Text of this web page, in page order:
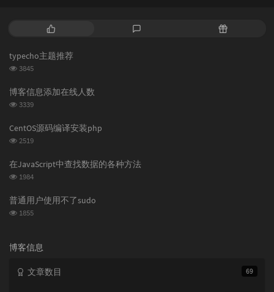
热
文
章
随
typecho主题推荐
浏
次
数:
3845
博客信息添加在线人数
浏
次
3339
CentOS源码编译安装php
浏
次
2519
在JavaScript中查找数据的各种方法
浏
次
数:
1984
普通用户使用不了sudo
浏
数:
1855
博客信息
69
文章数目